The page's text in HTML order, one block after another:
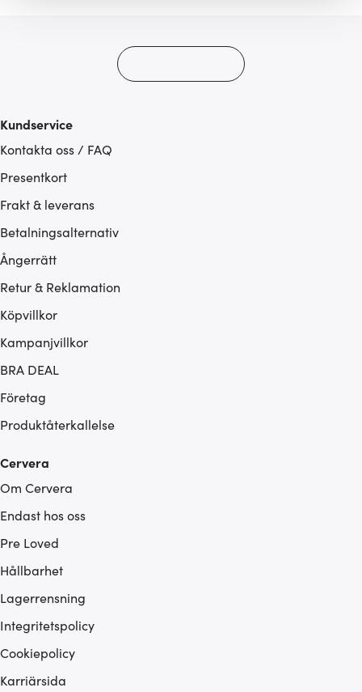
som du vill dela med dig av.
Kundservice
Kontakta oss / FAQ
Presentkort
Frakt & leverans
Betalningsalternativ
Ångerrätt
Retur & Reklamation
Köpvillkor
Kampanjvillkor
BRA DEAL
Företag
Produktåterkallelse
Cervera
Om Cervera
Endast hos oss
Pre Loved
Hållbarhet
Lagerrensning
Integritetspolicy
Cookiepolicy
Karriärsida